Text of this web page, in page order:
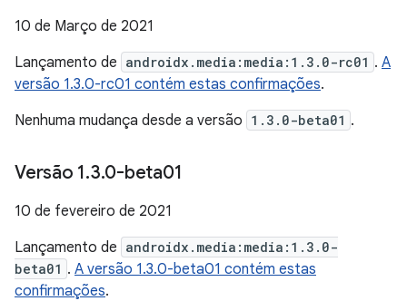
10 de Março de 2021
Lançamento de androidx.media:media:1.3.0-rc01 . A
versão 1.3.0-rc01 contém estas confirmações.
Nenhuma mudança desde a versão 1.3.0-beta01 .
Versão 1.3.0-beta01
10 de fevereiro de 2021
Lançamento de androidx.media:media:1.3.0-
beta01 . A versão 1.3.0-beta01 contém estas
confirmações.